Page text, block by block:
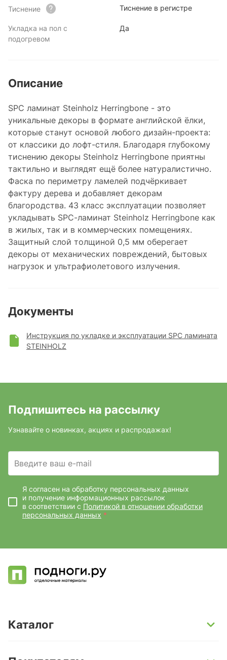
Тиснение Тиснение в регистре
Укладка на пол с
подогревом
Да
Описание
SPC ламинат Steinholz Herringbone - это
уникальные декоры в формате английской ёлки,
которые станут основой любого дизайн-проекта:
от классики до лофт-стиля. Благодаря глубокому
тиснению декоры Steinholz Herringbone приятны
тактильно и выглядят ещё более натуралистично.
Фаска по периметру ламелей подчёркивает
фактуру дерева и добавляет декорам
благородства. 43 класс эксплуатации позволяет
укладывать SPC-ламинат Steinholz Herringbone как
в жилых, так и в коммерческих помещениях.
Защитный слой толщиной 0,5 мм оберегает
декоры от механических повреждений, бытовых
нагрузок и ультрафиолетового излучения.
Документы
Инструкция по укладке и эксплуатации SPC ламината
STEINHOLZ
Подпишитесь на рассылку
Узнавайте о новинках, акциях и распродажах!
Введите ваш e-mail
Я согласен на обработку персональных данных
и получение информационных рассылок
в соответствии с Политикой в отношении обработки
персональных данных *
Каталог